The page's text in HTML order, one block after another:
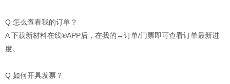
Q 怎么查看我的订单？
A 下载新材料在线®APP后，在我的→订单/门票即可查看订单最新进
度。
Q 如何开具发票？